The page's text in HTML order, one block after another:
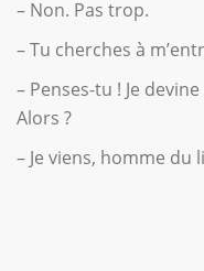
– Non. Pas trop.
– Tu cherches à
– Penses-tu ! Je
Alors ?
– Je viens, homme du